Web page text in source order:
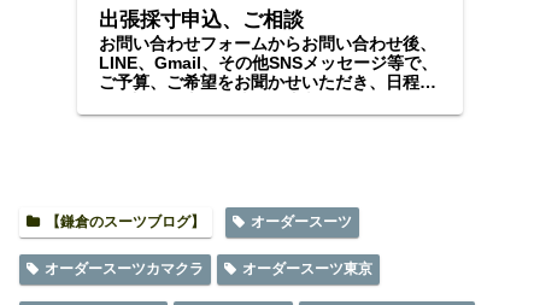
出張採寸申込、ご相談
お問い合わせフォームからお問い合わせ後、
LINE、Gmail、その他SNSメッセージ等で、
ご予算、ご希望をお聞かせいただき、日程等
ます。
【鎌倉のスーツブログ】 オーダースーツ
オーダースーツカマクラ オーダースーツ東京